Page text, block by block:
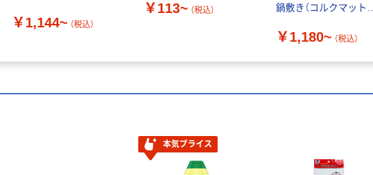
￥1,144~ （税込）
￥113~ （税込）
鍋敷き（コルクマット）
￥1,180~ （税込）
本気プライス